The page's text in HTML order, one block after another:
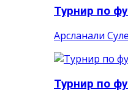
Турнир по
Арсланали
Турнир по